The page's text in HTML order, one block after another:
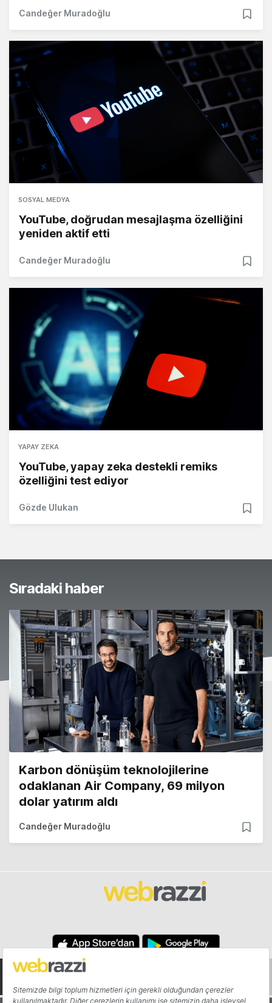
Candeğer Muradoğlu
SOSYAL MEDYA
YouTube, doğrudan mesajlaşma özelliğini
yeniden aktif etti
Candeğer Muradoğlu
YAPAY ZEKA
YouTube, yapay zeka destekli remiks
özelliğini test ediyor
Gözde Ulukan
Sıradaki haber
Karbon dönüşüm teknolojilerine
odaklanan Air Company, 69 milyon
dolar yatırım aldı
Candeğer Muradoğlu